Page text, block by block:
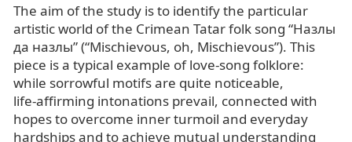
The aim of the study is to identify the particular
artistic world of the Crimean Tatar folk song “Назлы
да назлы” (“Mischievous, oh, Mischievous”). This
piece is a typical example of love-song folklore:
while sorrowful motifs are quite noticeable,
life‑affirming intonations prevail, connected with
hopes to overcome inner turmoil and everyday
hardships and to achieve mutual understanding